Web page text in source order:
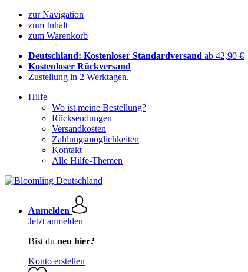
zur Navigation
zum Inhalt
zum Warenkorb
Deutschland: Kostenloser Standardversand ab 42,90 €
Kostenloser Rückversand
Zustellung in 2 Werktagen.
Hilfe
Wo ist meine Bestellung?
Rücksendungen
Versandkosten
Zahlungsmöglichkeiten
Kontakt
Alle Hilfe-Themen
Anmelden
Jetzt anmelden
Bist du neu hier?
Konto erstellen